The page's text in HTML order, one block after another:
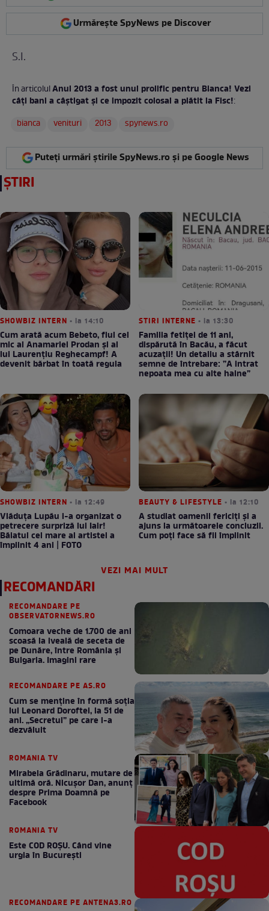
Urmărește SpyNews pe Discover
S.I.
În articolulAnul 2013 a fost unul prolific pentru Bianca! Vezi
câţi bani a câştigat şi ce impozit colosal a plătit la Fisc!:
bianca
venituri 2013 spynews.ro
Puteți urmări știrile SpyNews.ro și pe Google News
ȘTIRI
SHOWBIZ INTERN • la 14:10
Cum arată acum Bebeto, fiul cel
mic al Anamariei Prodan și al
lui Laurențiu Reghecampf! A
devenit bărbat în toată regula
STIRI INTERNE • la 13:30
Familia fetiței de 11 ani,
dispărută în Bacău, a făcut
acuzații! Un detaliu a stârnit
semne de întrebare: ”A intrat
nepoata mea cu alte haine”
SHOWBIZ INTERN • la 12:49
Vlăduța Lupău i-a organizat o
petrecere surpriză lui Iair!
Băiatul cel mare al artistei a
împlinit 4 ani | FOTO
BEAUTY & LIFESTYLE • la 12:10
A studiat oamenii fericiți și a
ajuns la următoarele concluzii.
Cum poți face să fii împlinit
VEZI MAI MULT
RECOMANDĂRI
RECOMANDARE PE
OBSERVATORNEWS.RO
Comoara veche de 1.700 de ani
scoasă la iveală de seceta de
pe Dunăre, între România şi
Bulgaria. Imagini rare
RECOMANDARE PE AS.RO
Cum se menţine în formă soţia
lui Leonard Doroftei, la 51 de
ani. „Secretul” pe care l-a
dezvăluit
ROMANIA TV
Mirabela Grădinaru, mutare de
ultimă oră. Nicuşor Dan, anunţ
despre Prima Doamnă pe
Facebook
ROMANIA TV
Este COD ROŞU. Când vine
urgia în Bucureşti
RECOMANDARE PE ANTENA3.RO